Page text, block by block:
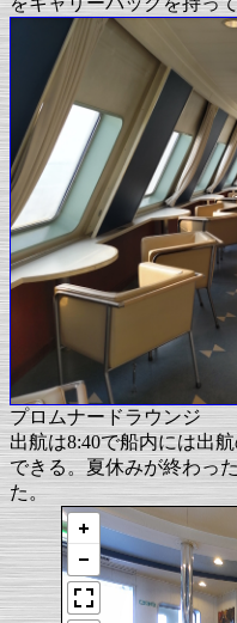
プロムナードラウンジ
出航は8:40で船内には出
できる。夏休みが終わっ
た。